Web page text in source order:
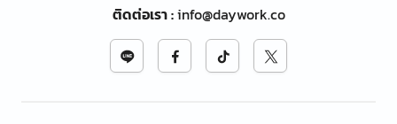
ติดต่อเรา:info@daywork.co